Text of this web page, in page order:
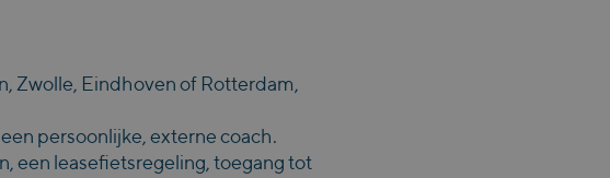
Zwolle, Eindhoven of Rotterdam,
persoonlijke, externe coach.
een leasefietsregeling, toegang tot